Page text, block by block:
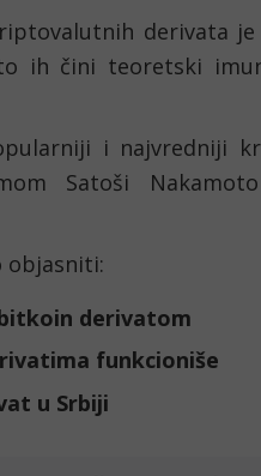
derivata
ih čini teoretski
i najvredniji
Satoši
objasniti:
derivatom
funkcioniše
u Srbiji